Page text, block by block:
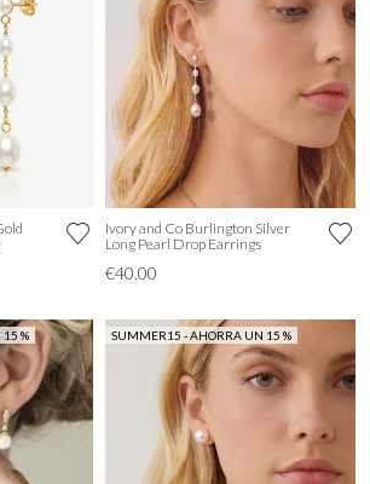
Ivory and Co Burlington Silver
Long Pearl Drop Earrings
€40.00
% SUMMER15 - AHORRA UN 15 %